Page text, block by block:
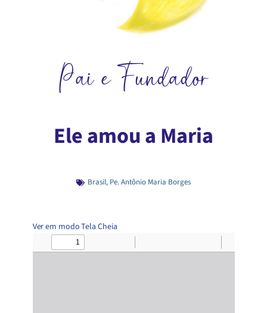
Pai e Fundador
Ele amou a Maria
Brasil, Pe. Antônio Maria Borges
Ver em modo Tela Cheia